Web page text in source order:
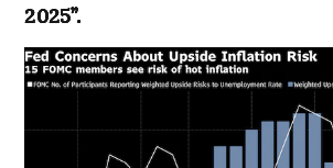
2025”.